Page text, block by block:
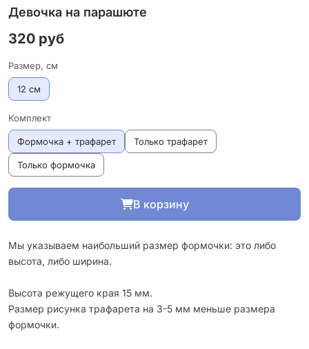
Девочка на парашюте
320 руб
Размер, см
12 см
Комплект
Формочка + трафарет Только трафарет
Только формочка
В корзину
Мы указываем наибольший размер формочки: это либо
высота, либо ширина.
Высота режущего края 15 мм.
Размер рисунка трафарета на 3-5 мм меньше размера
формочки.